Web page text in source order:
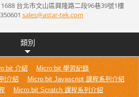
台北市文山區興隆路二段96巷39號1樓
sales@astar-tek.com
類別
介紹
Micro:bit 學習紀錄
介紹
Micro:bit Javascript 課程系列介紹
Micro:bit Scratch 課程系列介紹